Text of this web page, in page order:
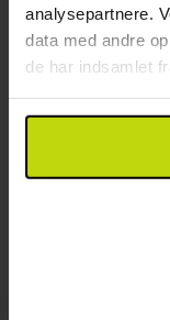
analysepartnere.
data med andre
de har indsamlet
1x kaffe to go
∞ Gratis
FÅ TILBAGE
Aug
I alt